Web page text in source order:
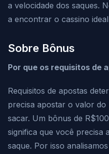
a velocidade dos saques.
a encontrar o cassino
Sobre Bônus
Por que os requisitos de
Requisitos de apostas
precisa apostar o valor
sacar. Um bônus de
significa que você precisa
saque. Por isso